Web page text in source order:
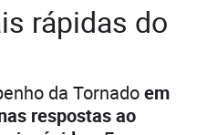
rápidas do
da Tornadoem
respostas ao